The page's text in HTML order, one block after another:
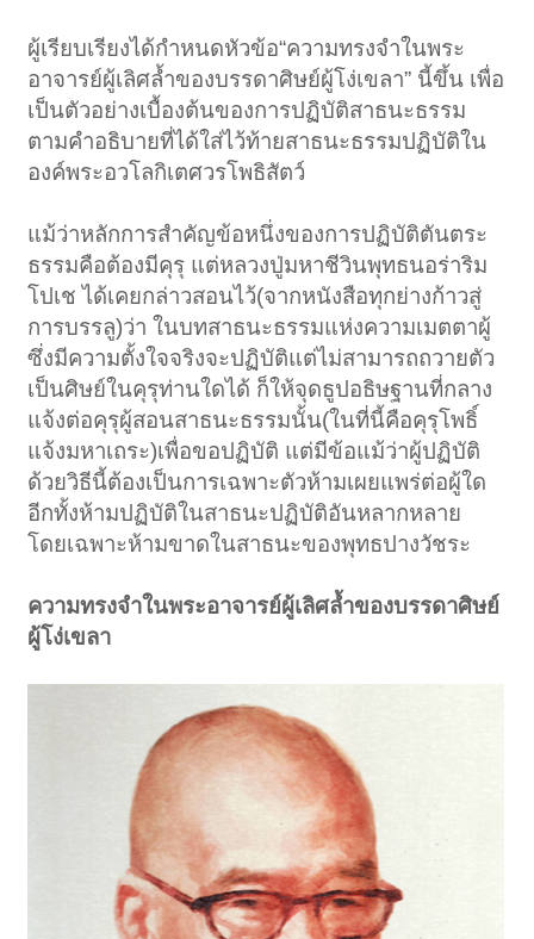
ผู้เรียบเรียงได้กำหนดหัวข้อ“ความทรงจำในพระ
อาจารย์ผู้เลิศล้ำของบรรดาศิษย์ผู้โง่เขลา” นี้ขึ้น เพื่อ
เป็นตัวอย่างเบื้องต้นของการปฏิบัติสาธนะธรรม
ตามคำอธิบายที่ได้ใส่ไว้ท้ายสาธนะธรรมปฏิบัติใน
องค์พระอวโลกิเตศวรโพธิสัตว์
แม้ว่าหลักการสำคัญข้อหนึ่งของการปฏิบัติตันตระ
ธรรมคือต้องมีคุรุ แต่หลวงปู่มหาชีวินพุทธนอร่าริม
โปเช ได้เคยกล่าวสอนไว้(จากหนังสือทุกย่างก้าวสู่
การบรรลู)ว่า ในบทสาธนะธรรมแห่งความเมตตาผู้
ซึ่งมีความตั้งใจจริงจะปฏิบัติแต่ไม่สามารถถวายตัว
เป็นศิษย์ในคุรุท่านใดได้ ก็ให้จุดธูปอธิษฐานที่กลาง
แจ้งต่อคุรุผู้สอนสาธนะธรรมนั้น(ในที่นี้คือคุรุโพธิ์
แจ้งมหาเถระ)เพื่อขอปฏิบัติ แต่มีข้อแม้ว่าผู้ปฏิบัติ
ด้วยวิธีนี้ต้องเป็นการเฉพาะตัวห้ามเผยแพร่ต่อผู้ใด
อีกทั้งห้ามปฏิบัติในสาธนะปฏิบัติอันหลากหลาย
โดยเฉพาะห้ามขาดในสาธนะของพุทธปางวัชระ
ความทรงจำในพระอาจารย์ผู้เลิศล้ำของบรรดาศิษย์
ผู้โง่เขลา